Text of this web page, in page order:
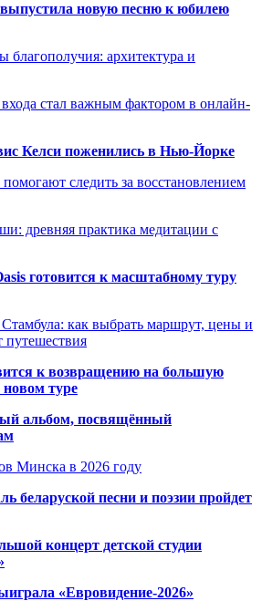
новую песню к юбилею
благополучия: архитектура и
стал важным фактором в онлайн-
Келси поженились в Нью-Йорке
следить за восстановлением
древняя практика медитации с
готовится к масштабному туру
как выбрать маршрут, цены и
путешествия
к возвращению на большую
новом туре
альбом, посвящённый
Минска в 2026 году
беларуской песни и поэзии пройдет
концерт детской студии
«Евровидение-2026»